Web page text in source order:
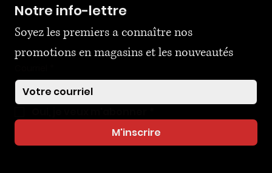
Notre info-lettre
Soyez les premiers a connaître nos
promotions en magasins et les nouveautés
M'inscrire